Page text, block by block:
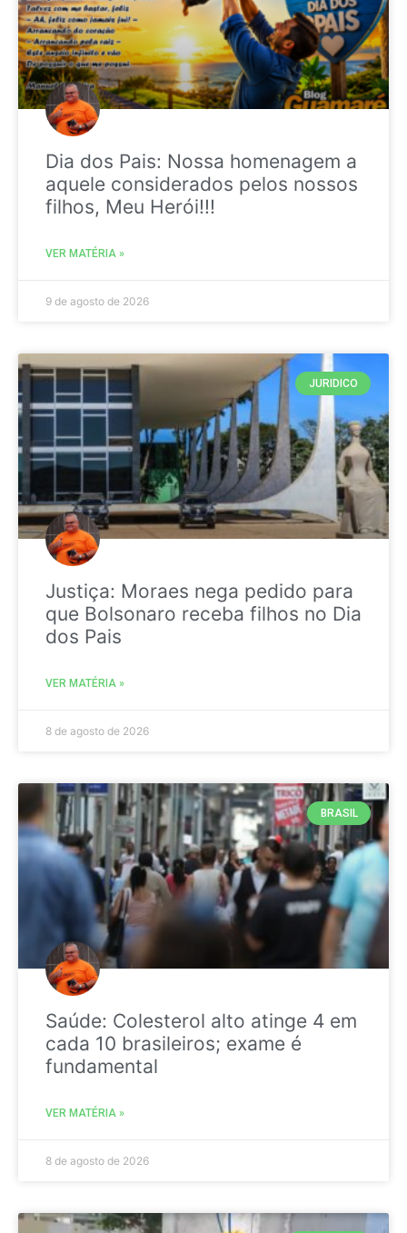
Dia dos Pais: Nossa homenagem a
aquele considerados pelos nossos
filhos, Meu Herói!!!
VER MATÉRIA »
9 de agosto de 2026
JURIDICO
Justiça: Moraes nega pedido para
que Bolsonaro receba filhos no Dia
dos Pais
VER MATÉRIA »
8 de agosto de 2026
BRASIL
Saúde: Colesterol alto atinge 4 em
cada 10 brasileiros; exame é
fundamental
VER MATÉRIA »
8 de agosto de 2026